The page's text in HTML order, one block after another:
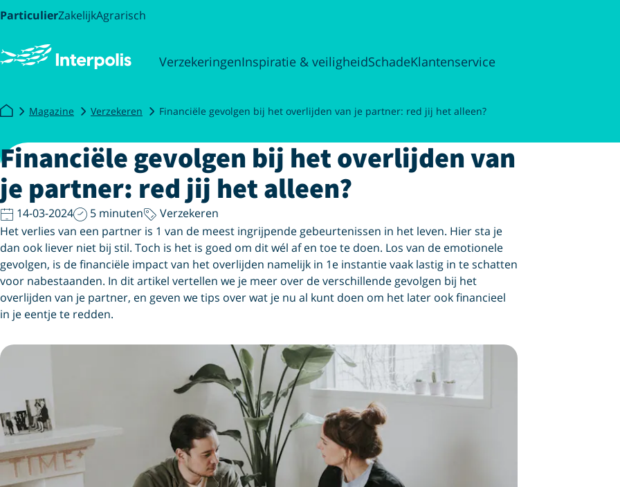
ParticulierZakelijkAgrarisch
VerzekeringenInspiratie & veiligheidSchadeKlantenservice
Magazine Verzekeren Financiële gevolgen bij het overlijden van je partner: red jij het alleen?
Financiële gevolgen bij het overlijden van
je partner: red jij het alleen?
14-03-2024 5 minuten
Verzekeren
Het verlies van een partner is 1 van de meest ingrijpende gebeurtenissen in het leven. Hier sta je
dan ook liever niet bij stil. Toch is het is goed om dit wél af en toe te doen. Los van de emotionele
gevolgen, is de financiële impact van het overlijden namelijk in 1e instantie vaak lastig in te schatten
voor nabestaanden. In dit artikel vertellen we je meer over de verschillende gevolgen bij het
overlijden van je partner, en geven we tips over wat je nu al kunt doen om het later ook financieel
in je eentje te redden.